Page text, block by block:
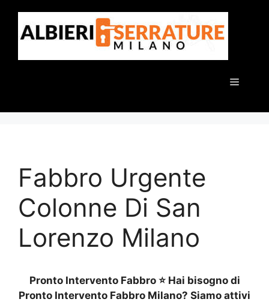
contenuto
Menu
Fabbro Urgente
Colonne Di San
Lorenzo Milano
Pronto Intervento Fabbro ⭐ Hai bisogno di
Pronto Intervento Fabbro Milano? Siamo attivi